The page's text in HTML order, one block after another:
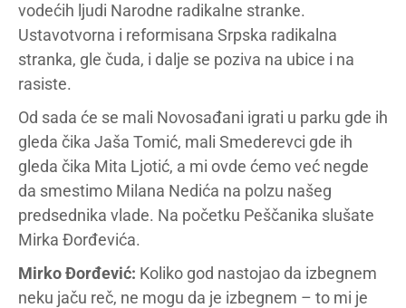
vodećih ljudi Narodne radikalne stranke.
Ustavotvorna i reformisana Srpska radikalna
stranka, gle čuda, i dalje se poziva na ubice i na
rasiste.
Od sada će se mali Novosađani igrati u parku gde ih
gleda čika Jaša Tomić, mali Smederevci gde ih
gleda čika Mita Ljotić, a mi ovde ćemo već negde
da smestimo Milana Nedića na polzu našeg
predsednika vlade. Na početku Peščanika slušate
Mirka Đorđevića.
Mirko Đorđević: Koliko god nastojao da izbegnem
neku jaču reč, ne mogu da je izbegnem – to mi je